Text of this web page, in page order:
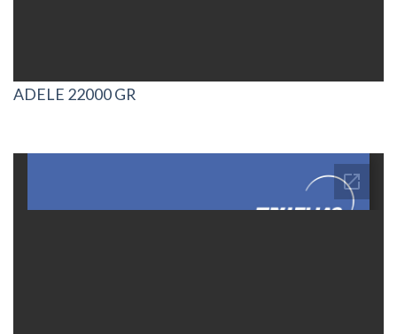
ADELE 22000 GR